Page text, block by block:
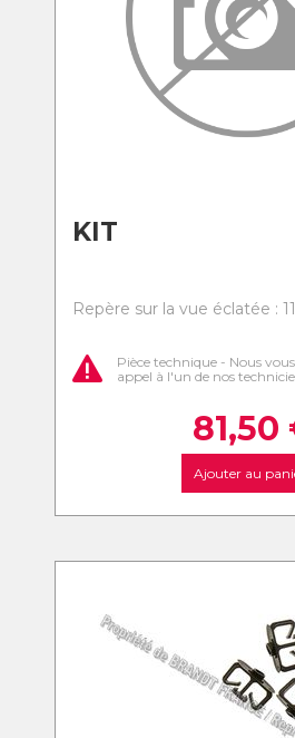
KIT
Repère sur la vue éclatée :
Pièce technique - Nous
appel à l'un de nos
81,50
Ajouter au